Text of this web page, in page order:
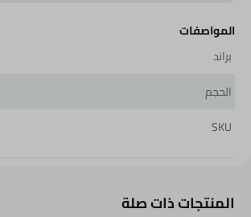
المواصفات
براند
الحجم
SKU
المنتجات ذات صلة